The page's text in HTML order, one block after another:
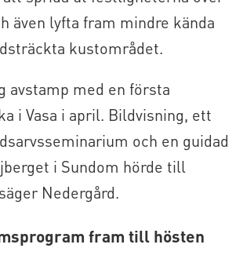
även lyfta fram mindre kända
kustområdet.
avstamp med en första
i Vasa i april. Bildvisning, ett
och en guidad
i Sundom hörde till
Nedergård.
fram till hösten